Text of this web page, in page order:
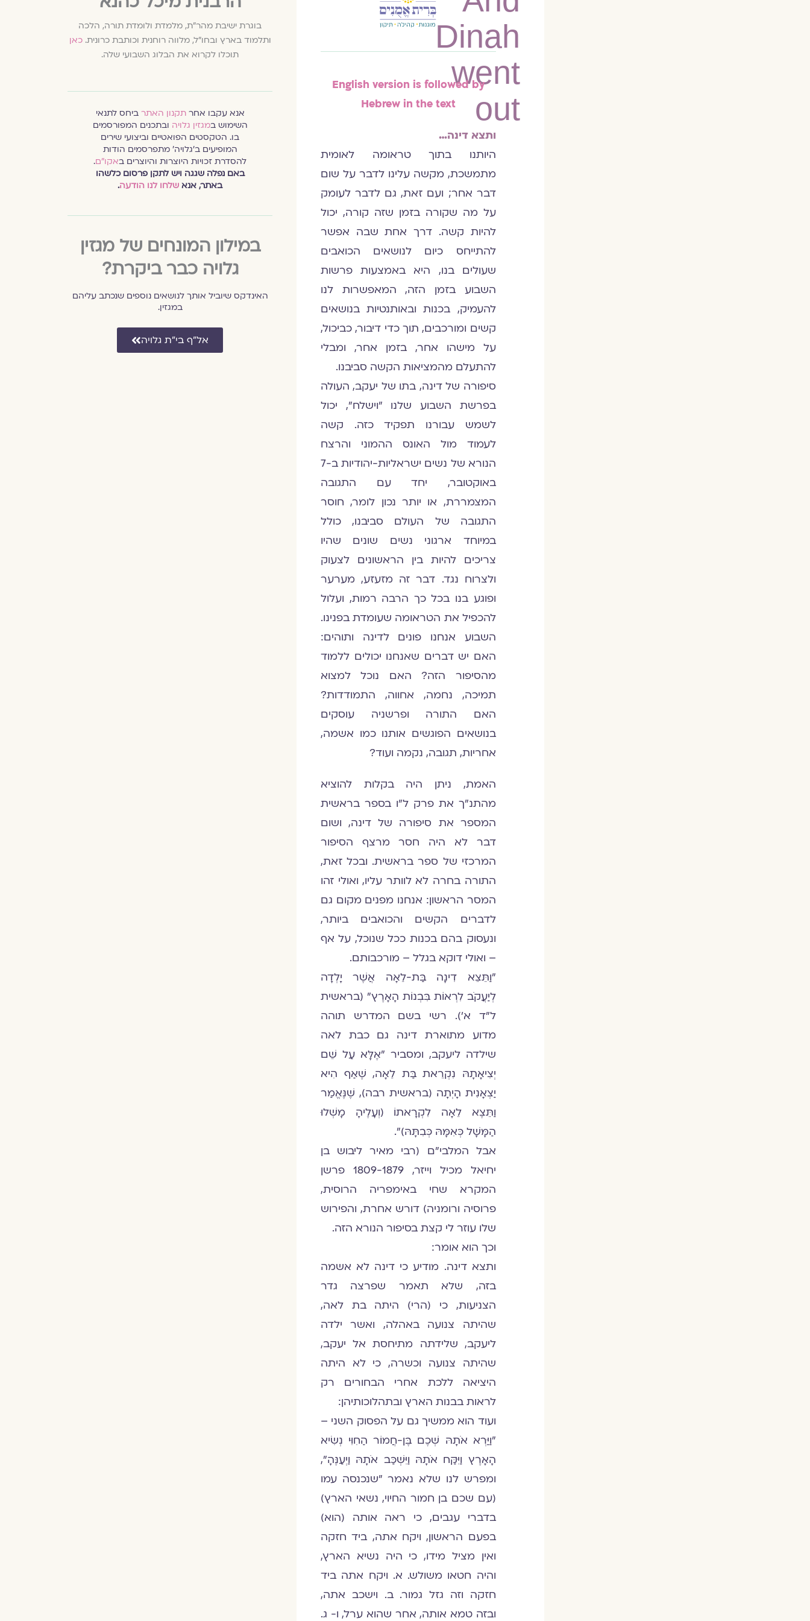
Dinah
went
out
English version is followed by
Hebrew in the text
ותצא דינה…
היותנו בתוך טראומה לאומית
מתמשכת, מקשה עלינו לדבר על שום
דבר אחר; ועם זאת, גם לדבר לעומק
על מה שקורה בזמן שזה קורה, יכול
להיות קשה. דרך אחת שבה אפשר
להתייחס כיום לנושאים הכואבים
שעולים בנו, היא באמצעות פרשות
השבוע בזמן הזה, המאפשרות לנו
להעמיק, בכנות ובאותנטיות בנושאים
קשים ומורכבים, תוך כדי דיבור, כביכול,
על מישהו אחר, בזמן אחר, ומבלי
להתעלם מהמציאות הקשה סביבנו.
סיפורה של דינה, בתו של יעקב, העולה
בפרשת השבוע שלנו "וישלח", יכול
לשמש עבורנו תפקיד כזה. קשה
לעמוד מול האונס ההמוני והרצח
הנורא של נשים ישראליות-יהודיות ב-7
באוקטובר, יחד עם התגובה
המצמררת, או יותר נכון לומר, חוסר
התגובה של העולם סביבנו, כולל
במיוחד ארגוני נשים שונים שהיו
צריכים להיות בין הראשונים לצעוק
ולצרוח נגד. דבר זה מזעזע, מערער
ופוגע בנו בכל כך הרבה רמות, ועלול
להכפיל את הטראומה שעומדת בפנינו.
השבוע אנחנו פונים לדינה ותוהים:
האם יש דברים שאנחנו יכולים ללמוד
מהסיפור הזה? האם נוכל למצוא
תמיכה, נחמה, אחווה, התמודדות?
האם התורה ופרשניה עוסקים
בנושאים הפוגשים אותנו כמו אשמה,
אחריות, תגובה, נקמה ועוד?
האמת, ניתן היה בקלות להוציא
מהתנ"ך את פרק ל"ו בספר בראשית
המספר את סיפורה של דינה, ושום
דבר לא היה חסר מרצף הסיפור
המרכזי של ספר בראשית. ובכל זאת,
התורה בחרה לא לוותר עליו, ואולי זהו
המסר הראשון: אנחנו מפנים מקום גם
לדברים הקשים והכואבים ביותר,
ונעסוק בהם בכנות ככל שנוכל, על אף
– ואולי דוקא בגלל – מורכבותם.
"וַתֵּצֵא דִינָה בַּת-לֵאָה אֲשֶׁר יָלְדָה
לְיַעֲקֹב לִרְאוֹת בִּבְנוֹת הָאָרֶץ" (בראשית
ל"ד א'). רשי בשם המדרש תוהה
מדוע מתוארת דינה גם כבת לאה
שילדה ליעקב, ומסביר "אֶלָּא עַל שֵׁם
יְצִיאָתָהּ נִקְרֵאת בַּת לֵאָה, שֶׁאַף הִיא
יַצְאָנִית הָיְתָה (בראשית רבה), שֶׁנֶּאֱמַר
וַתֵּצֶא לֵאָה לִקְרָאתוֹ (וְעָלֶיהָ מָשְׁלוּ
הַמָּשָׁל כְּאִמָּהּ כְּבִתָּהּ)".
אבל המלבי"ם (רבי מאיר ליבוש בן
יחיאל מכיל וייזר, 1809-1879 פרשן
המקרא שחי באימפריה הרוסית,
פרוסיה ורומניה) דורש אחרת, והפירוש
שלו עוזר לי קצת בסיפור הנורא הזה.
וכך הוא אומר:
ותצא דינה. מודיע כי דינה לא אשמה
בזה, שלא תאמר שפרצה גדר
הצניעות, כי (הרי) היתה בת לאה,
שהיתה צנועה באהלה, ואשר ילדה
ליעקב, שלידתה מתיחסת אל יעקב,
שהיתה צנועה וכשרה, כי לא היתה
היציאה ללכת אחרי הבחורים רק
לראות בבנות הארץ ובתהלוכותיהן:
ועוד הוא ממשיך גם על הפסוק השני –
"וַיַּרְא אֹתָהּ שְׁכֶם בֶּן-חֲמוֹר הַחִוִּי נְשִׂיא
הָאָרֶץ וַיִּקַּח אֹתָהּ וַיִּשְׁכַּב אֹתָהּ וַיְעַנֶּהָ",
ומפרש לנו שלא נאמר "שנכנסה עמו
(עם שכם בן חמור החיוי, נשאי הארץ)
בדברי עגבים, כי ראה אותה (הוא)
בפעם הראשון, ויקח אתה, ביד חזקה
ואין מציל מידו, כי היה נשיא הארץ,
והיה חטאו משולש. א. ויקח אתה ביד
חזקה וזה גזל גמור. ב. וישכב אתה,
ובזה טמא אותה, אחר שהוא ערל, ו- ג.
בוגרת ישיבת מהר"ת, מלמדת ולומדת תורה, הלכה
ותלמוד בארץ ובחו"ל, מלווה רוחנית וכותבת כרונית.כאן
תוכלו לקרוא את הבלוג השבועי שלה.
אנא עקבו אחרתקנון האתר ביחס לתנאי
השימוש במגזין גלויה ובתכנים המפורסמים
בו. הטקסטים הפואטיים וביצועי שירים
המופיעים ב׳גלויה׳ מתפרסמים הודות
להסדרת זכויות היוצרות והיוצרים באקו״ם.
באם נפלה שגגה ויש לתקן פרסום כלשהו
באתר, אנא שלחו לנו הודעה.
במילון המונחים של מגזין
גלויה כבר ביקרת?
האינדקס שיוביל אותך לנושאים נוספים שנכתב עליהם
במגזין.
אל״ף בי״ת גלויה